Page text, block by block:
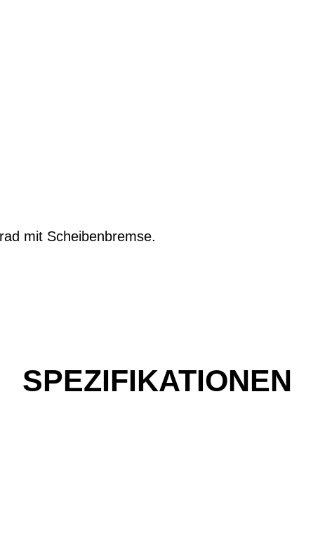
mit Scheibenbremse.
SPEZIFIKATIONEN